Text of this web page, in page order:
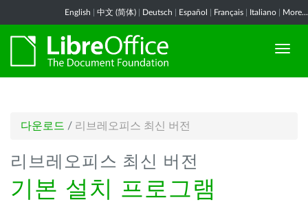
English 中文 (简体) Deutsch Español Français Italiano More...
다운로드 / 리브레오피스 최신 버전
리브레오피스 최신 버전
기본 설치 프로그램